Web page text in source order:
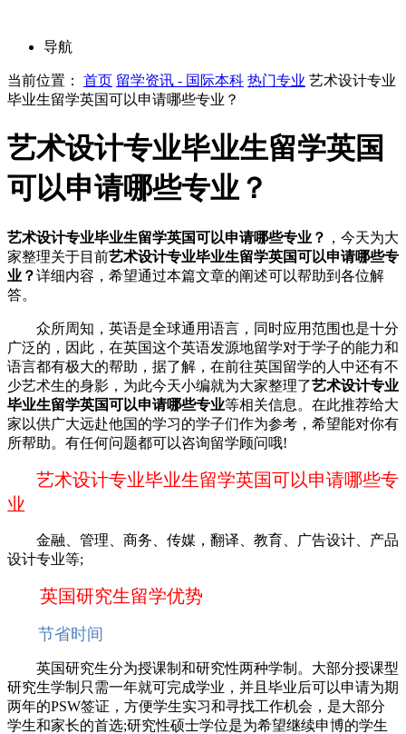
导航
当前位置： 首页 留学资讯 - 国际本科 热门专业 艺术设计专业
毕业生留学英国可以申请哪些专业？
艺术设计专业毕业生留学英国
可以申请哪些专业？
艺术设计专业毕业生留学英国可以申请哪些专业？ ，今天为大
家整理关于目前艺术设计专业毕业生留学英国可以申请哪些专
业？详细内容，希望通过本篇文章的阐述可以帮助到各位解
答。
众所周知，英语是全球通用语言，同时应用范围也是十分
广泛的，因此，在英国这个英语发源地留学对于学子的能力和
语言都有极大的帮助，据了解，在前往英国留学的人中还有不
少艺术生的身影，为此今天小编就为大家整理了艺术设计专业
毕业生留学英国可以申请哪些专业等相关信息。在此推荐给大
家以供广大远赴他国的学习的学子们作为参考，希望能对你有
所帮助。有任何问题都可以咨询留学顾问哦!
艺术设计专业毕业生留学英国可以申请哪些专
业
金融、管理、商务、传媒，翻译、教育、广告设计、产品
设计专业等;
英国研究生留学优势
节省时间
英国研究生分为授课制和研究性两种学制。大部分授课型
研究生学制只需一年就可完成学业，并且毕业后可以申请为期
两年的PSW签证，方便学生实习和寻找工作机会，是大部分
学生和家长的首选;研究性硕士学位是为希望继续申博的学生